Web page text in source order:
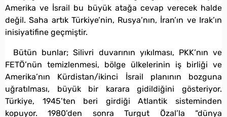
Amerika ve İsrail bu büyük atağa cevap verecek halde
değil. Saha artık Türkiye’nin, Rusya’nın, İran’ın ve Irak’ın
inisiyatifine geçmiştir.
Bütün bunlar; Silivri duvarının yıkılması, PKK’nın ve
FETÖ’nün temizlenmesi, bölge ülkelerinin iş birliği ve
Amerika’nın Kürdistan/ikinci İsrail planının bozguna
uğratılması, büyük bir karara gidildiğini gösteriyor.
Türkiye, 1945’ten beri girdiği Atlantik sisteminden
kopuyor. 1980’den sonra Turgut Özal’la “dünya